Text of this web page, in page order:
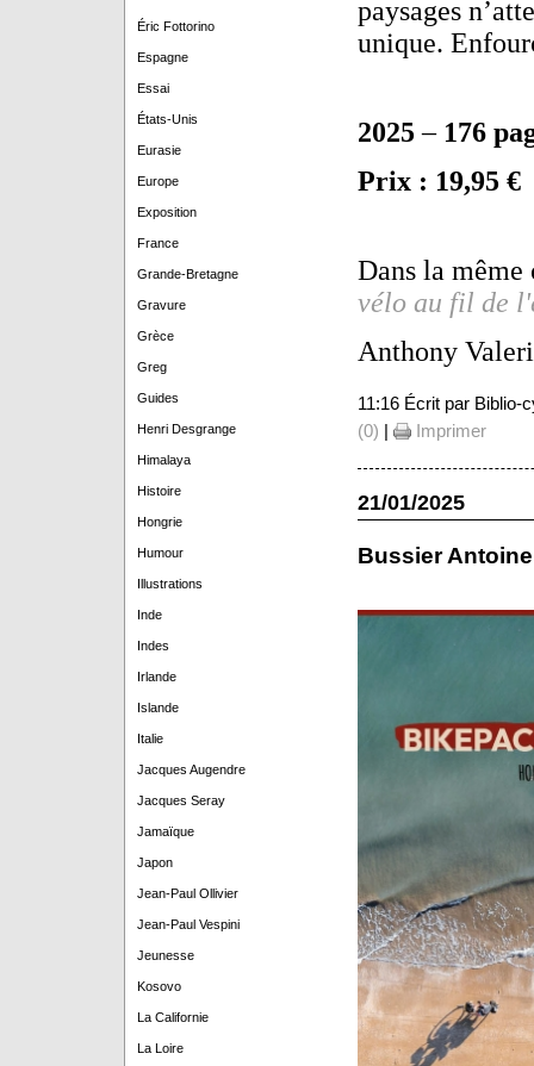
Éric Fottorino
Espagne
Essai
États-Unis
Eurasie
Europe
Exposition
France
Grande-Bretagne
Gravure
Grèce
Greg
Guides
Henri Desgrange
Himalaya
Histoire
Hongrie
Humour
Illustrations
Inde
Indes
Irlande
Islande
Italie
Jacques Augendre
Jacques Seray
Jamaïque
Japon
Jean-Paul Ollivier
Jean-Paul Vespini
Jeunesse
Kosovo
La Californie
La Loire
paysages
unique.
2025– 176
Prix : 19,95 €
Dans la
vélo au fil de
Anthony
11:16 Écrit par Biblio-
(0) | Imprimer
21/01/2025
Bussier Antoine